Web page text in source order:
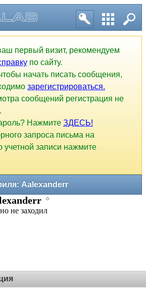
первый визит, рекомендуем
по сайту.
начать писать сообщения,
зарегистрироваться.
сообщений регистрация не
Нажмите ЗДЕСЬ!
запроса письма на
учетной записи нажмите
Aalexanderr
не заходил